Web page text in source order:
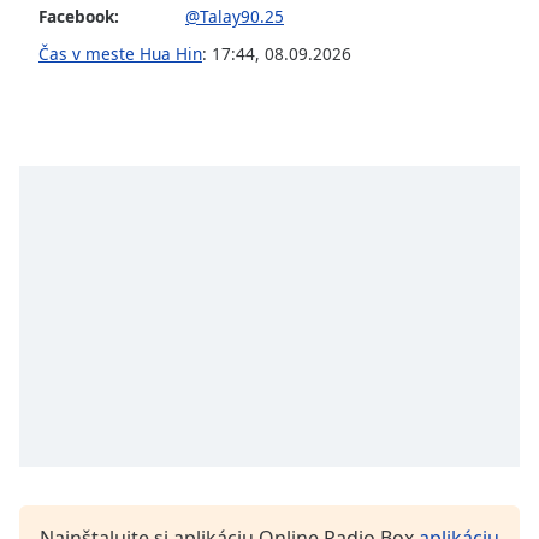
Opacity
Facebook:
@Talay90.25
Čas v meste Hua Hin: 17:44, 08.09.2026